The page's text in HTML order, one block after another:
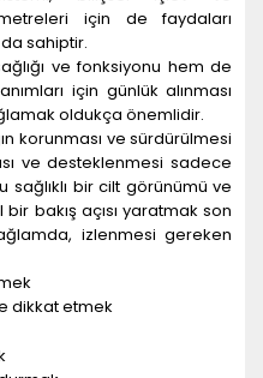
için de faydaları
sahiptir.
ve fonksiyonu hem de
için günlük alınması
oldukça önemlidir.
korunması ve sürdürülmesi
ve desteklenmesi sadece
bir cilt görünümü ve
bakış açısı yaratmak son
izlenmesi gereken
dikkat etmek